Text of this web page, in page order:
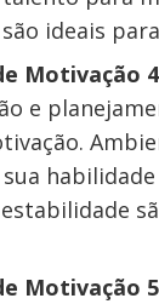
ideais
Motivação
e
Motivação